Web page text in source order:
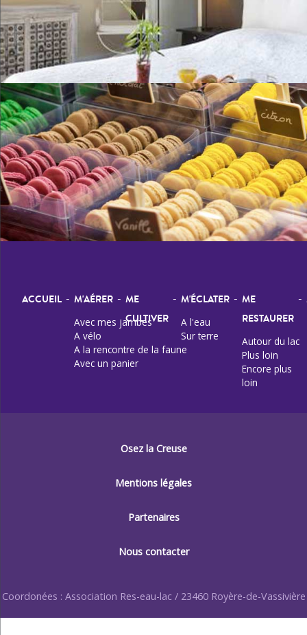
ACCUEIL - M'AÉRER
Avec mes jambes
A vélo
A la rencontre de la faune
Avec un panier
- ME
CULTIVER
- M'ÉCLATER
A l'eau
Sur terre
- ME
RESTAURER
Autour du lac
Plus loin
Encore plus
loin
-
Osez la Creuse
Mentions légales
Partenaires
Nous contacter
Coordonées : Association Res-eau-lac / 23460 Royère-de-Vassivière